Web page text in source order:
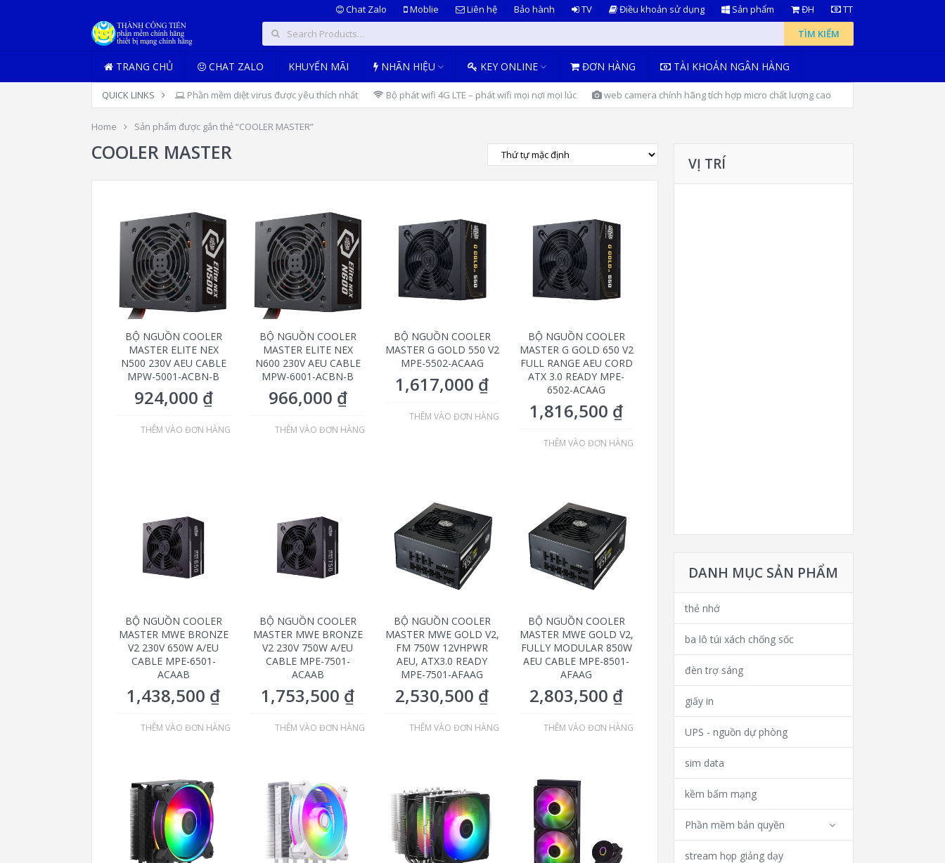
Chat Zalo Moblie Liên hệ Bảo hành TV Điều khoản sử dụng Sản phẩm ĐH
TT
TÌM KIẾM
TRANG CHỦ CHAT ZALO KHUYẾN MÃI NHÃN HIỆU KEY ONLINE ĐƠN HÀNG TÀI KHOẢN NGÂN HÀNG
QUICK LINKS Phần mềm diệt virus được yêu thích nhất Bộ phát wifi 4G LTE – phát wifi mọi nơi mọi lúc web camera chính hãng tích hợp micro chất lượng cao
Home Sản phẩm được gắn thẻ “COOLER MASTER”
COOLER MASTER
BỘ NGUỒN COOLER
MASTER ELITE NEX
N500 230V AEU CABLE
MPW-5001-ACBN-B
924,000 ₫
THÊM VÀO ĐƠN HÀNG
BỘ NGUỒN COOLER
MASTER ELITE NEX
N600 230V AEU CABLE
MPW-6001-ACBN-B
966,000 ₫
THÊM VÀO ĐƠN HÀNG
BỘ NGUỒN COOLER
MASTER G GOLD 550 V2
MPE-5502-ACAAG
1,617,000 ₫
THÊM VÀO ĐƠN HÀNG
BỘ NGUỒN COOLER
MASTER G GOLD 650 V2
FULL RANGE AEU CORD
ATX 3.0 READY MPE-
6502-ACAAG
1,816,500 ₫
THÊM VÀO ĐƠN HÀNG
BỘ NGUỒN COOLER
MASTER MWE BRONZE
V2 230V 650W A/EU
CABLE MPE-6501-
ACAAB
1,438,500 ₫
THÊM VÀO ĐƠN HÀNG
BỘ NGUỒN COOLER
MASTER MWE BRONZE
V2 230V 750W A/EU
CABLE MPE-7501-
ACAAB
1,753,500 ₫
THÊM VÀO ĐƠN HÀNG
BỘ NGUỒN COOLER
MASTER MWE GOLD V2,
FM 750W 12VHPWR
AEU, ATX3.0 READY
MPE-7501-AFAAG
2,530,500 ₫
THÊM VÀO ĐƠN HÀNG
BỘ NGUỒN COOLER
MASTER MWE GOLD V2,
FULLY MODULAR 850W
AEU CABLE MPE-8501-
AFAAG
2,803,500 ₫
THÊM VÀO ĐƠN HÀNG
VỊ TRÍ
DANH MỤC SẢN PHẨM
thẻ nhớ
ba lô túi xách chống sốc
đèn trợ sáng
giấy in
UPS - nguồn dự phòng
sim data
kềm bấm mạng
Phần mềm bản quyền
stream họp giảng dạy